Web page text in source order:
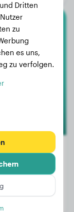
7 kg
Jahre, 5 Monate
Dritten
zu
es uns,
zu verfolgen.